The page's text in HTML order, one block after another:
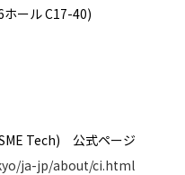
ール C17-40)
Tech) 公式ページ
ja-jp/about/ci.html